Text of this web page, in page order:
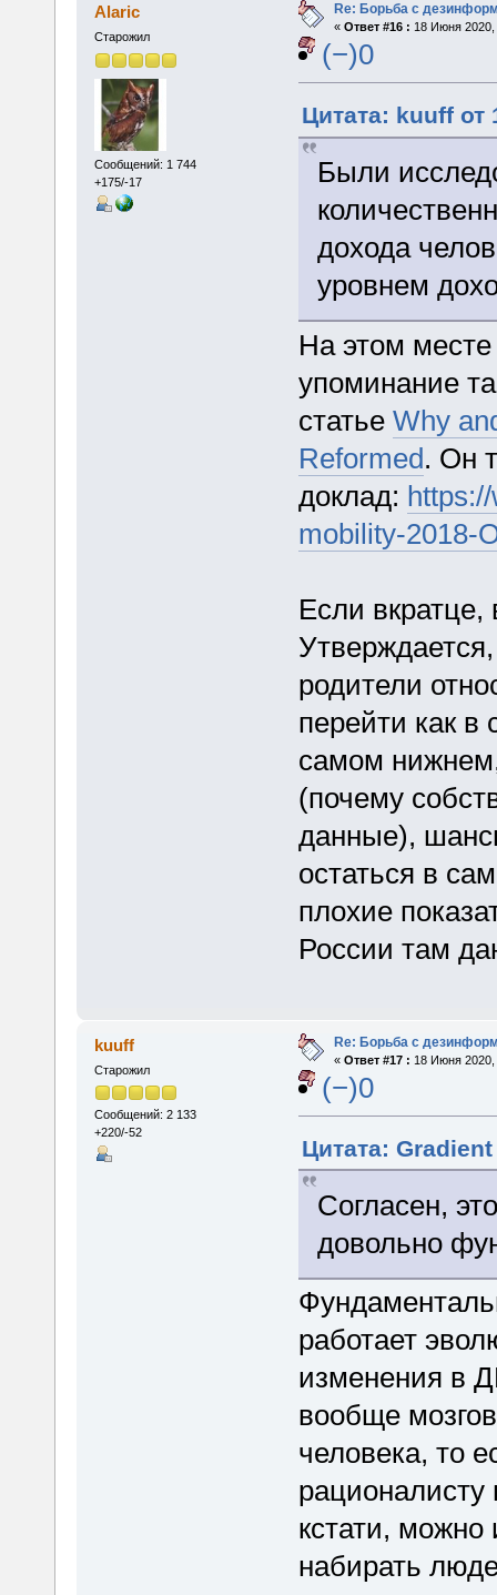
Alaric
Старожил
Сообщений: 1 744
+175/-17
Re: Борьба с
« Ответ #16 : 18 Июня 2020,
(−)0
Цитата: kuuff от
Были
дохода
уровнем
На этом
упоминание
статье Why
Reformed. Он
доклад:
mobility-2018-
Если вкратце,
родители
перейти как в
самом
(почему
данные),
остаться в
плохие
России там
kuuff
Старожил
Сообщений: 2 133
+220/-52
Re: Борьба с
« Ответ #17 : 18 Июня 2020,
(−)0
Цитата:
Согласен,
довольно
работает
изменения в
вообще
человека, то
рационалисту
кстати, можно
набирать